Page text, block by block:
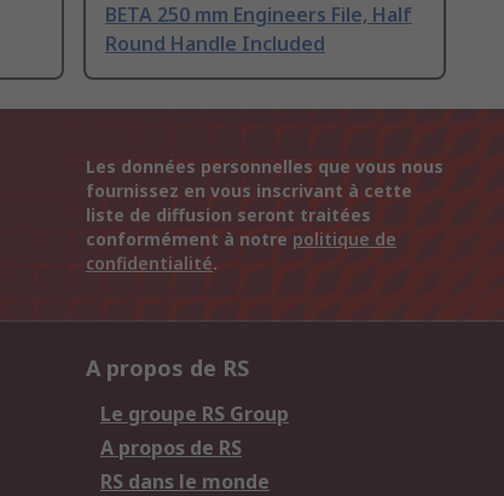
BETA 250 mm Engineers File, Half
Round Handle Included
Les données personnelles que vous nous
fournissez en vous inscrivant à cette
liste de diffusion seront traitées
conformément à notre politique de
confidentialité.
A propos de RS
Le groupe RS Group
A propos de RS
RS dans le monde